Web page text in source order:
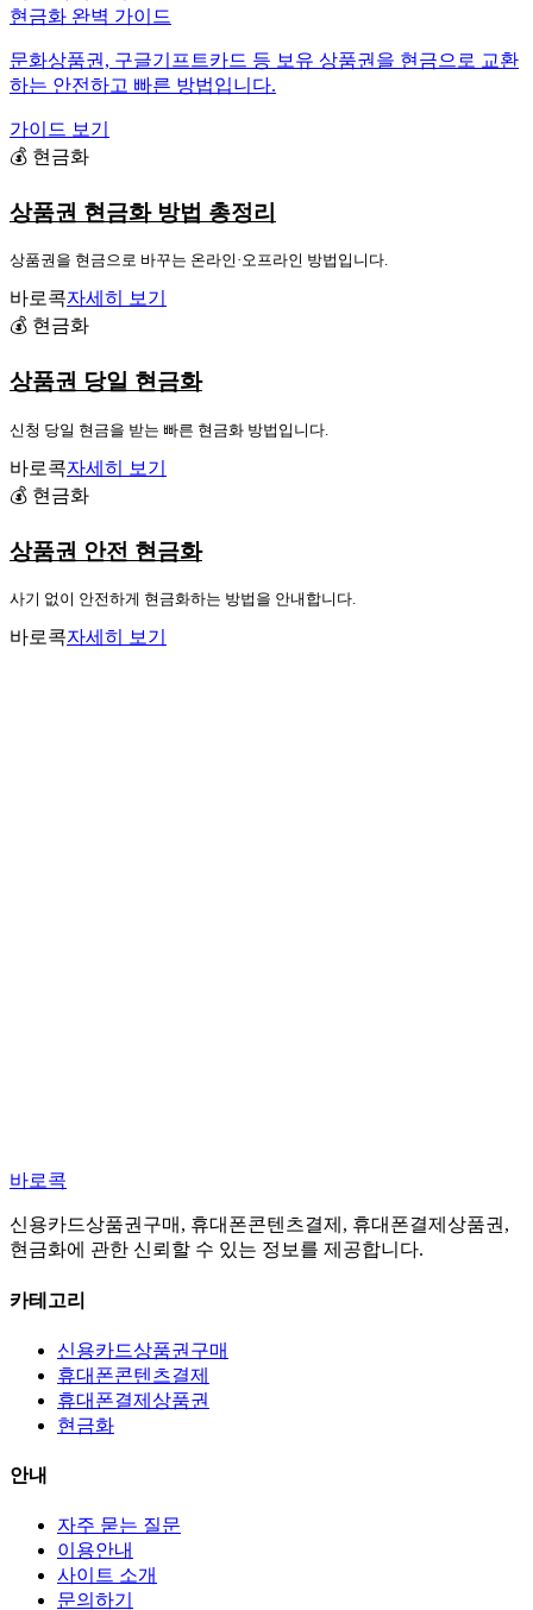
현금화 완벽 가이드
문화상품권, 구글기프트카드 등 보유 상품권을 현금으로 교환
하는 안전하고 빠른 방법입니다.
가이드 보기
💰 현금화
상품권 현금화 방법 총정리
상품권을 현금으로 바꾸는 온라인·오프라인 방법입니다.
바로콕자세히 보기
💰 현금화
상품권 당일 현금화
신청 당일 현금을 받는 빠른 현금화 방법입니다.
바로콕자세히 보기
💰 현금화
상품권 안전 현금화
사기 없이 안전하게 현금화하는 방법을 안내합니다.
바로콕자세히 보기
바로콕
신용카드상품권구매, 휴대폰콘텐츠결제, 휴대폰결제상품권,
현금화에 관한 신뢰할 수 있는 정보를 제공합니다.
카테고리
신용카드상품권구매
휴대폰콘텐츠결제
휴대폰결제상품권
현금화
안내
자주 묻는 질문
이용안내
사이트 소개
문의하기